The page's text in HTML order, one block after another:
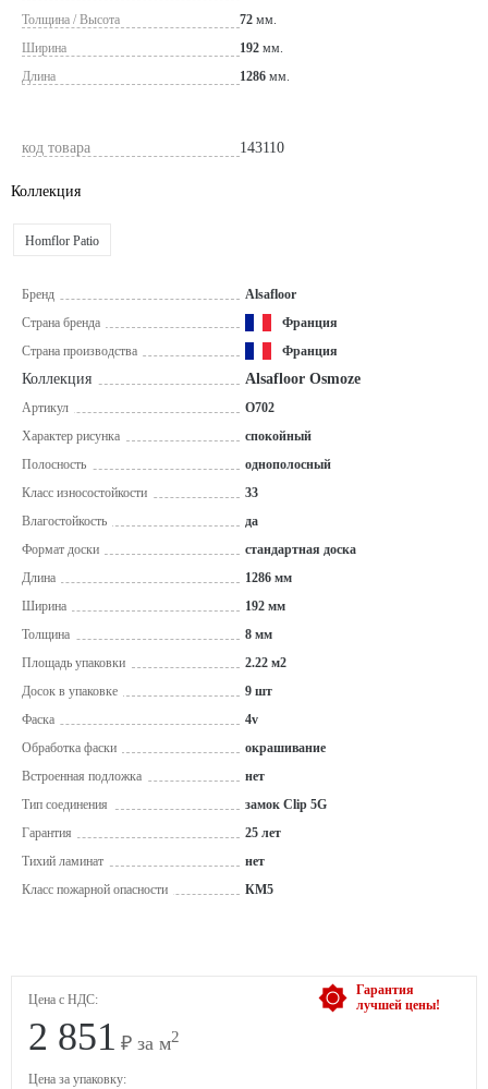
Толщина / Высота
72 мм.
Ширина
192 мм.
Длина
1286 мм.
код товара 143110
Коллекция
Homflor Patio
Бренд
Alsafloor
Страна бренда
Франция
Страна производства
Франция
Коллекция Alsafloor Osmoze
Артикул
O702
Характер рисунка
спокойный
Полосность
однополосный
Класс износостойкости
33
Влагостойкость
да
Формат доски
стандартная доска
Длина
1286 мм
Ширина
192 мм
Толщина
8 мм
Площадь упаковки
2.22 м2
Досок в упаковке
9 шт
Фаска
4v
Обработка фаски
окрашивание
Встроенная подложка
нет
Тип соединения
замок Clip 5G
Гарантия
25 лет
Тихий ламинат
нет
Класс пожарной опасности
КМ5
Гарантия
лучшей цены!
Цена с НДС:
2 851 ₽ за м2
Цена за упаковку: